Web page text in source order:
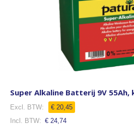
Super Alkaline Batterij 9V 55Ah,
€ 20,45
€ 24,74